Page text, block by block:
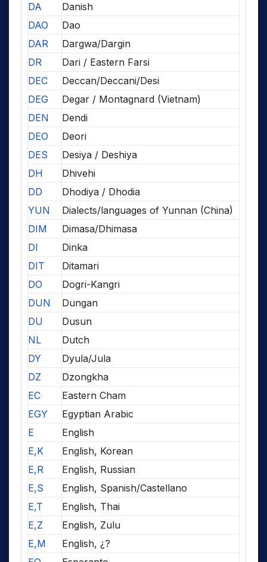
DA
Danish
DAO
Dao
DAR
Dargwa/Dargin
DR
Dari / Eastern Farsi
DEC
Deccan/Deccani/Desi
DEG
Degar / Montagnard (Vietnam)
DEN
Dendi
DEO
Deori
DES
Desiya / Deshiya
DH
Dhivehi
DD
Dhodiya / Dhodia
YUN
Dialects/languages of Yunnan (China)
DIM
Dimasa/Dhimasa
DI
Dinka
DIT
Ditamari
DO
Dogri-Kangri
DUN
Dungan
DU
Dusun
NL
Dutch
DY
Dyula/Jula
DZ
Dzongkha
EC
Eastern Cham
EGY
Egyptian Arabic
E
English
E,K
English, Korean
E,R
English, Russian
E,S
English, Spanish/Castellano
E,T
English, Thai
E,Z
English, Zulu
E,M
English, ¿?